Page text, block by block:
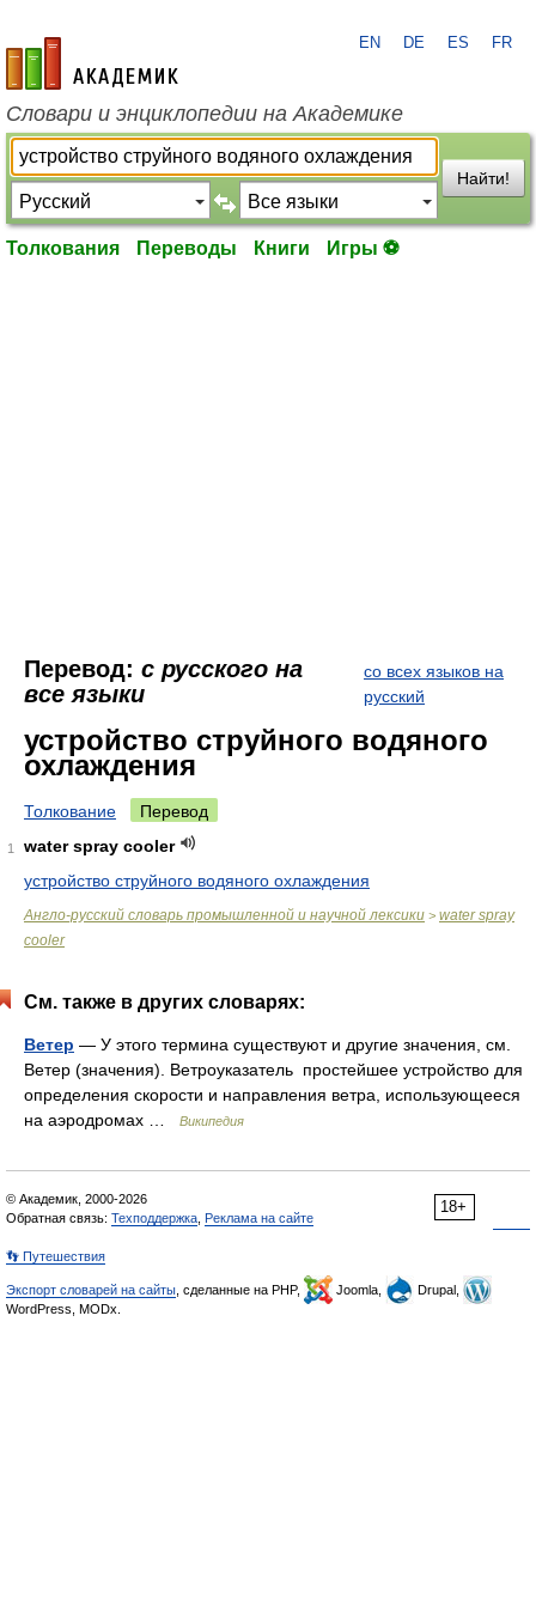
academic.ru
EN DE ES FR
Словари и энциклопедии на Академике
Найти!
Толкования Переводы Книги Игры ⚽
Перевод: с русского на
все языки
со всех языков на
русский
устройство струйного водяного
охлаждения
Толкование Перевод
1
water spray cooler
устройство струйного водяного охлаждения
Англо-русский словарь промышленной и научной лексики > water spray
cooler
См. также в других словарях:
Ветер — У этого термина существуют и другие значения, см.
Ветер (значения). Ветроуказатель простейшее устройство для
определения скорости и направления ветра, использующееся
на аэродромах …
Википедия
18+
© Академик, 2000-2026
Обратная связь: Техподдержка Реклама на сайте
👣 Путешествия
Экспорт словарей на сайты , сделанные на PHP, Joomla,
Drupal,
WordPress, MODx.